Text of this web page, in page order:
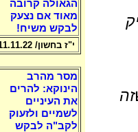
הגאולה קרובה
מאוד אם נצעק
לבקש משיח!
י"ז בחשון/ 11.11.22
מסר מהרב
הינוקא: להרים
את העיניים
לשמיים ולזעוק
לקב"ה לבקש